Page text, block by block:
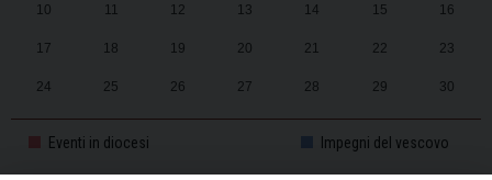
10 11 12 13 14 15 16
17 18 19 20 21 22 23
24 25 26 27 28 29 30
31 1 2 3 4 5 6
Eventi in diocesi Impegni del vescovo